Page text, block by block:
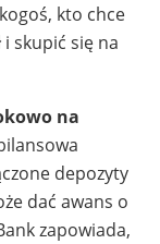
kto chce
skupić się na
na
depozyty
dać awans o
zapowiada,